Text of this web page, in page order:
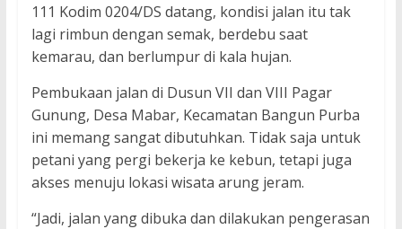
111 Kodim 0204/DS datang, kondisi jalan itu tak
lagi rimbun dengan semak, berdebu saat
kemarau, dan berlumpur di kala hujan.
Pembukaan jalan di Dusun VII dan VIII Pagar
Gunung, Desa Mabar, Kecamatan Bangun Purba
ini memang sangat dibutuhkan. Tidak saja untuk
petani yang pergi bekerja ke kebun, tetapi juga
akses menuju lokasi wisata arung jeram.
“Jadi, jalan yang dibuka dan dilakukan pengerasan